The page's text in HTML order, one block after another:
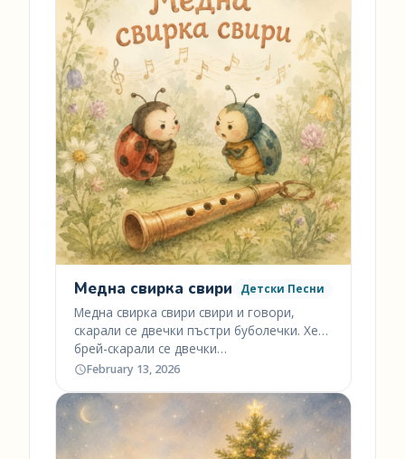
Медна свирка свири Детски Песни
Медна свирка свири свири и говори,
скарали се двечки пъстри буболечки. Хей-
брей-скарали се двечки…
February 13, 2026